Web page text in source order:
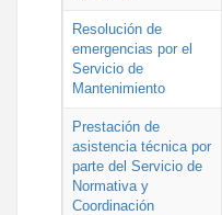
Resolución de
emergencias por el
Servicio de
Mantenimiento
Prestación de
asistencia técnica por
parte del Servicio de
Normativa y
Coordinación